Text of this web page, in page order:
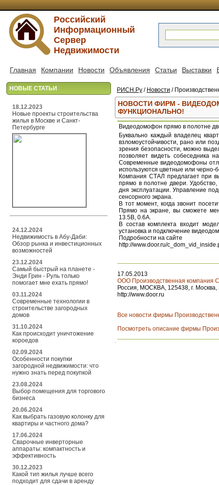
Российский
Информационный
Сервер
Недвижимости
Главная Компании Новости Объявления Статьи Выставки
НОВЫЕ СТАТЬИ
18.12.2023
Новые проекты строительства
жилья в Москве и Санкт-
Петербурге
24.12.2024
Недвижимость в Абу-Даби:
Обзор рынка и инвестиционных
возможностей
23.12.2024
Самый быстрый на планете -
Энди Грин - Руль только
помогает мне ехать прямо!
03.11.2024
Современные технологии в
строительстве загородных
домов
31.10.2024
Как происходит уничтожение
короедов
02.09.2024
Особенности покупки
загородной недвижимости: что
нужно знать перед покупкой
23.08.2024
Выбор помещения для торгового
бизнеса
20.06.2024
Как выбрать газовую колонку для
квартиры и частного дома?
17.06.2024
Сварочные инверторные
аппараты: компактность и
эффективность
30.12.2023
Какой тип жилья лучше всего
подходит для сдачи в аренду
РИСН.Ру / Новости /
НОВОСТИ ФИРМ -
ФУНКЦИОНАЛЬНО!
Видеодомофон прямо в полотне
Буквально каждый владелец
взломоустойчивости, рано или
зрения безопасности, можно
позволяет видеть собеседника
Современные видеодомофоны
используются цветные или черно-
Компания СТАЛ предлагает при
прямо в полотне двери.
дня эксплуатации. Управление
сенсорного экрана.
В тот момент, когда звонит
Прямо на экране, вы сможете
13.5В, 0.6А.
В состав комплекта входит
установка и подключение
Подробности на сайте
http://www.door.ru/
17.05.2013
ООО Производственная компания
Россия, МОСКВА, 125438, г. Москва,
http://www.door.ru
Все новости фирмы
Посмотреть описание фирмы